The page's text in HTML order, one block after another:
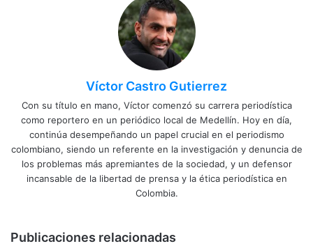
Víctor Castro Gutierrez
Con su título en mano, Víctor comenzó su carrera periodística
como reportero en un periódico local de Medellín. Hoy en día,
continúa desempeñando un papel crucial en el periodismo
colombiano, siendo un referente en la investigación y denuncia de
los problemas más apremiantes de la sociedad, y un defensor
incansable de la libertad de prensa y la ética periodística en
Colombia.
Publicaciones relacionadas